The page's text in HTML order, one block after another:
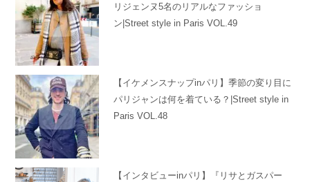
リジェンヌ5名のリアルなファッショ
ン|Street style in Paris VOL.49
【イケメンスナップinパリ】季節の変り目に
パリジャンは何を着ている？|Street style in
Paris VOL.48
【インタビューinパリ】『リサとガスパー